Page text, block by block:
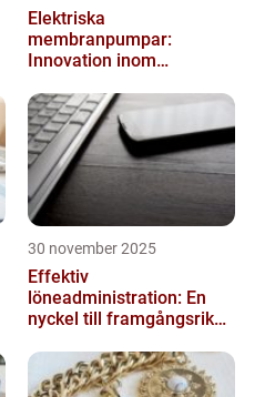
Elektriska
membranpumpar:
Innovation inom
30 november 2025
Effektiv
löneadministration: En
nyckel till framgångsrika